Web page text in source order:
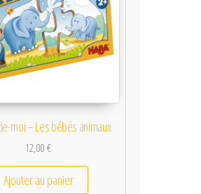
moi – Les bébés animaux
12,00€
Ajouter au panier